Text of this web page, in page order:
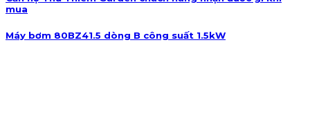
mua
Máy bơm 80BZ41.5 dòng B công suất 1.5kW